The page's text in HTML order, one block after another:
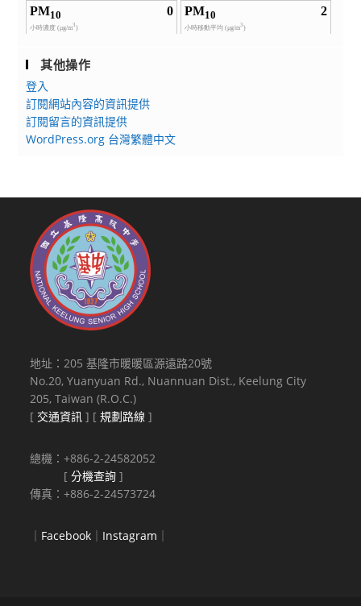
其他操作
登入
訂閱網站內容的資訊提供
訂閱留言的資訊提供
WordPress.org 台灣繁體中文
地址：205 基隆市暖暖區源遠路20號
No.20, Yuanyuan Rd., Nuannuan Dist., Keelung City
205, Taiwan (R.O.C.)
[ 交通資訊 ] [規劃路線 ]
總機：+886-2-24582052
[分機查詢 ]
傳真：+886-2-24573724
Facebook Instagram